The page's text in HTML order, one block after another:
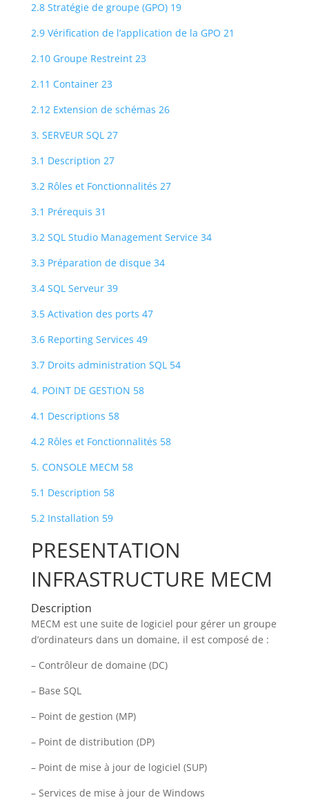
2.8 Stratégie de groupe (GPO) 19
2.9 Vérification de l’application de la GPO 21
2.10 Groupe Restreint 23
2.11 Container 23
2.12 Extension de schémas 26
3. SERVEUR SQL 27
3.1 Description 27
3.2 Rôles et Fonctionnalités 27
3.1 Prérequis 31
3.2 SQL Studio Management Service 34
3.3 Préparation de disque 34
3.4 SQL Serveur 39
3.5 Activation des ports 47
3.6 Reporting Services 49
3.7 Droits administration SQL 54
4. POINT DE GESTION 58
4.1 Descriptions 58
4.2 Rôles et Fonctionnalités 58
5. CONSOLE MECM 58
5.1 Description 58
5.2 Installation 59
PRESENTATION
INFRASTRUCTURE MECM
Description
MECM est une suite de logiciel pour gérer un groupe
d’ordinateurs dans un domaine, il est composé de :
– Contrôleur de domaine (DC)
– Base SQL
– Point de gestion (MP)
– Point de distribution (DP)
– Point de mise à jour de logiciel (SUP)
– Services de mise à jour de Windows